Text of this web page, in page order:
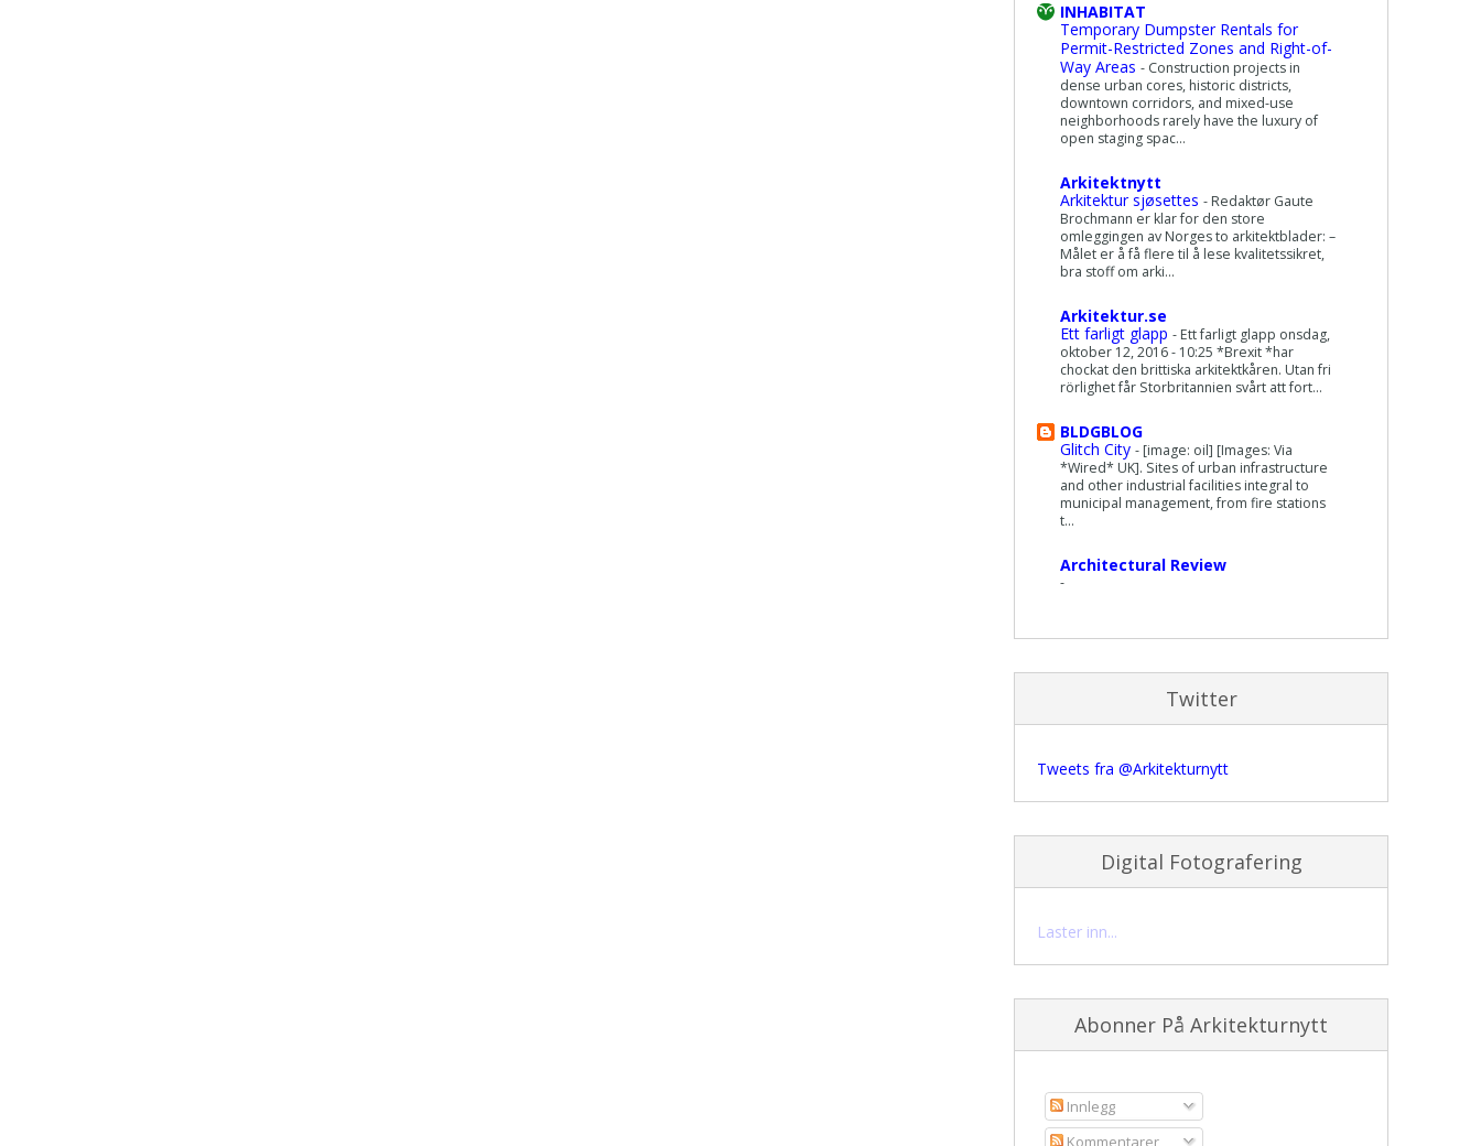
INHABITAT
Temporary Dumpster Rentals for
Permit-Restricted Zones and Right-of-
Way Areas - Construction projects in
dense urban cores, historic districts,
downtown corridors, and mixed-use
neighborhoods rarely have the luxury of
open staging spac...
Arkitektnytt
Arkitektur sjøsettes - Redaktør Gaute
Brochmann er klar for den store
omleggingen av Norges to arkitektblader: –
Målet er å få flere til å lese kvalitetssikret,
bra stoff om arki...
Arkitektur.se
Ett farligt glapp - Ett farligt glapp onsdag,
oktober 12, 2016 - 10:25 *Brexit *har
chockat den brittiska arkitektkåren. Utan fri
rörlighet får Storbritannien svårt att fort...
BLDGBLOG
Glitch City - [image: oil] [Images: Via
*Wired* UK]. Sites of urban infrastructure
and other industrial facilities integral to
municipal management, from fire stations
t...
Architectural Review
-
Twitter
Tweets fra @Arkitekturnytt
Digital Fotografering
Laster inn...
Abonner På Arkitekturnytt
Innlegg
Kommentarer